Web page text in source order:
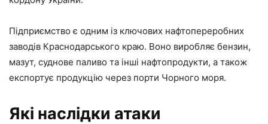
Підприємство є одним із ключових нафтопереробних
заводів Краснодарського краю. Воно виробляє бензин,
мазут, суднове паливо та інші нафтопродукти, а також
експортує продукцію через порти Чорного моря.
Які наслідки атаки